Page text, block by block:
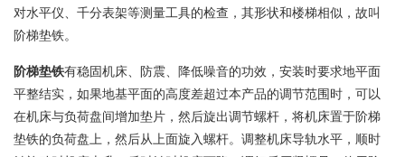
对水平仪、千分表架等测量工具的检查，其形状和楼梯相似，故叫
阶梯垫铁。
阶梯垫铁有稳固机床、防震、降低噪音的功效，安装时要求地平面
平整结实，如果地基平面的高度差超过本产品的调节范围时，可以
在机床与负荷盘间增加垫片，然后旋出调节螺杆，将机床置于阶梯
垫铁的负荷盘上，然后从上面旋入螺杆。调整机床导轨水平，顺时